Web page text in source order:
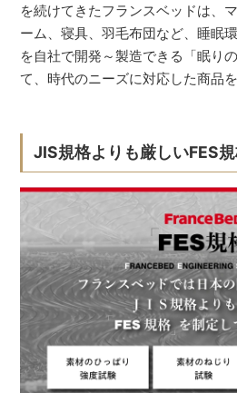
を続けてきたフランスベッドは、
ーム、寝具、羽毛布団など、睡眠
を自社で開発～製造できる「眠り
て、時代のニーズに対応した商品
JIS規格よりも厳しいFES